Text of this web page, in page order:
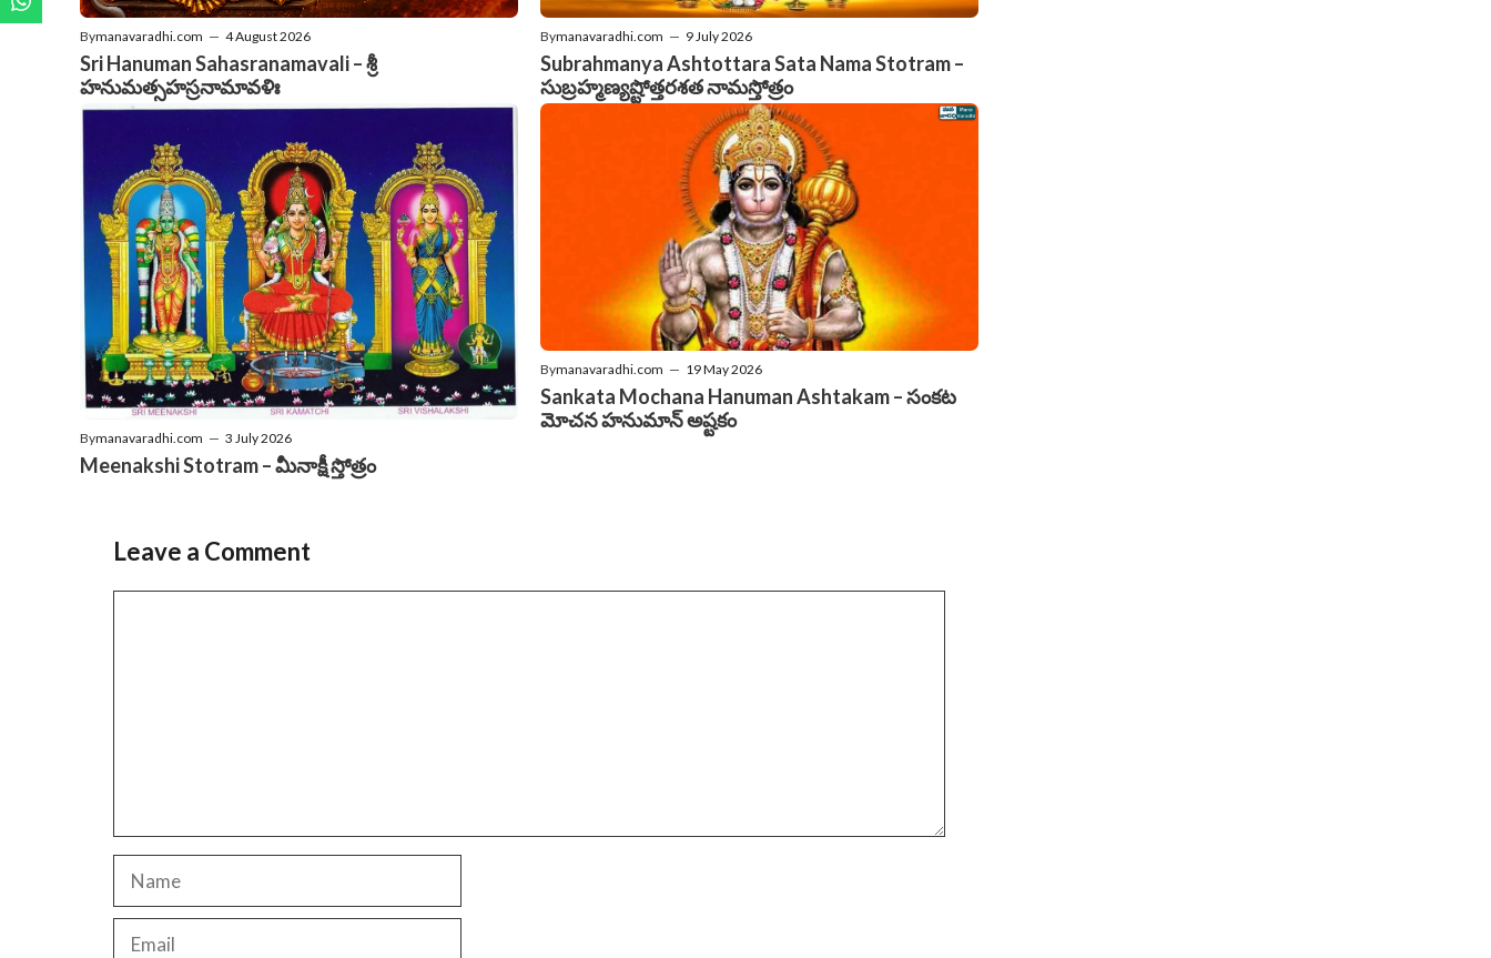
Bymanavaradhi.com — 4 August 2026
Sri Hanuman Sahasranamavali – శ్రీ
హనుమత్సహస్రనామావళిః
Bymanavaradhi.com — 9 July 2026
Subrahmanya Ashtottara Sata Nama Stotram –
సుబ్రహ్మణ్యష్టోత్తరశత నామస్తోత్రం
Bymanavaradhi.com — 3 July 2026
Meenakshi Stotram – మీనాక్షీ స్తోత్రం
Bymanavaradhi.com — 19 May 2026
Sankata Mochana Hanuman Ashtakam – సంకట
మోచన హనుమాన్ అష్టకం
Leave a Comment